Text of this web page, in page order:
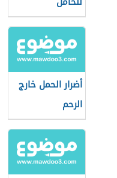
أضرار الحمل خارج
الرحم